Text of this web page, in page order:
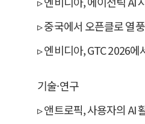
▹ 중국에서 오픈클로 열
▹ 엔비디아, GTC 2026에
기술·연구
▹ 앤트로픽, 사용자의 AI